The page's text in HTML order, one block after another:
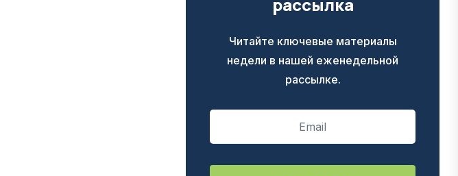
Читайте ключевые материалы
недели в нашей еженедельной
рассылке.